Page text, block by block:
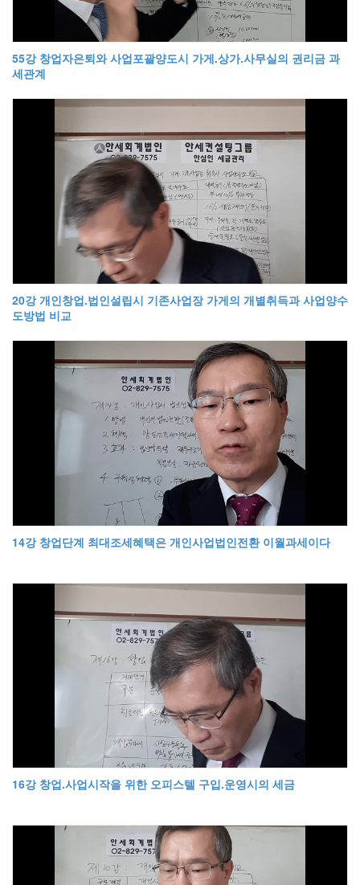
55강 창업자은퇴와 사업포괄양도시 가게.상가.사무실의 권리금 과
세관계
20강 개인창업.법인설립시 기존사업장 가게의 개별취득과 사업양수
도방법 비교
14강 창업단계 최대조세혜택은 개인사업법인전환 이월과세이다
16강 창업.사업시작을 위한 오피스텔 구입.운영시의 세금